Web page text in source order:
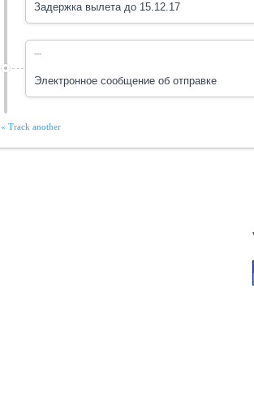
Задержка вылета до 15.12.17
---
Электронное сообщение об отправке
« Track another